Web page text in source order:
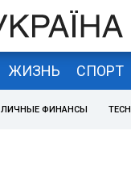
ЖИЗНЬ СПОРТ
ЛИЧНЫЕ ФИНАНСЫ TECH